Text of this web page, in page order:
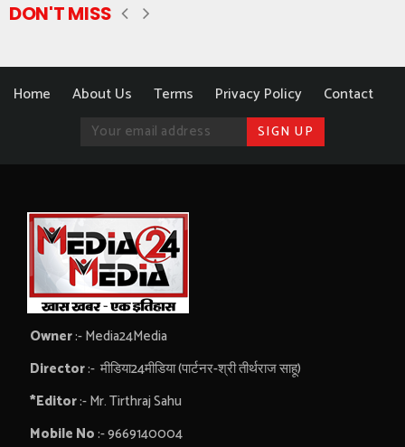
DON'T MISS
Home About Us Terms Privacy Policy Contact
Owner:- Media24Media
Director:- मीडिया24मीडिया (पार्टनर-श्री तीर्थराज साहू)
*Editor:- Mr. Tirthraj Sahu
Mobile No:- 9669140004